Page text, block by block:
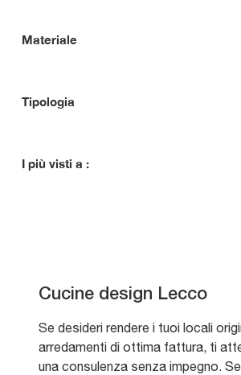
Materiale
Tipologia
I più visti a :
Cucine design Lecco
Se desideri rendere i tuoi locali
arredamenti di ottima fattura, ti
una consulenza senza impegno.